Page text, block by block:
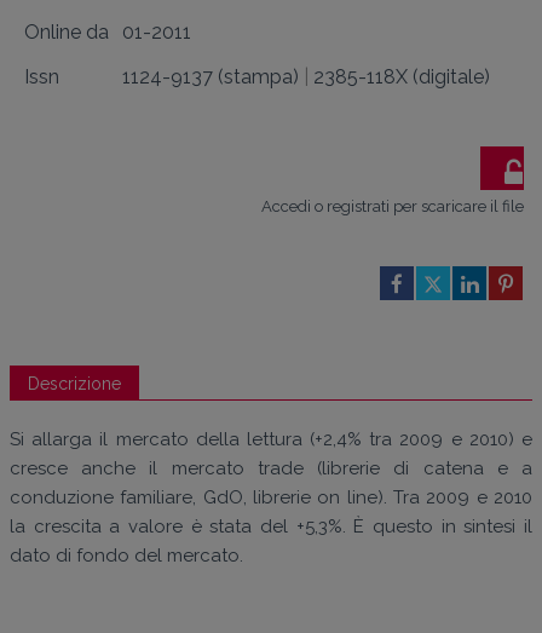
Online da
01-2011
Issn
1124-9137 (stampa) 2385-118X (digitale)
Accedi o registrati per scaricare il file
Descrizione
Si allarga il mercato della lettura (+2,4% tra 2009 e 2010) e
cresce anche il mercato trade (librerie di catena e a
conduzione familiare, GdO, librerie on line). Tra 2009 e 2010
la crescita a valore è stata del +5,3%. È questo in sintesi il
dato di fondo del mercato.